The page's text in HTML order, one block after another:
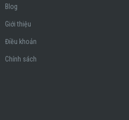
Blog
Giới thiệu
Điều khoản
Chính sách